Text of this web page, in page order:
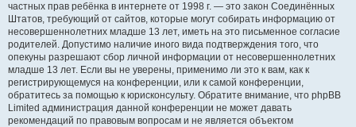
частных прав ребёнка в интернете от 1998 г. — это закон Соединённых
Штатов, требующий от сайтов, которые могут собирать информацию от
несовершеннолетних младше 13 лет, иметь на это письменное согласие
родителей. Допустимо наличие иного вида подтверждения того, что
опекуны разрешают сбор личной информации от несовершеннолетних
младше 13 лет. Если вы не уверены, применимо ли это к вам, как к
регистрирующемуся на конференции, или к самой конференции,
обратитесь за помощью к юрисконсульту. Обратите внимание, что phpBB
Limited администрация данной конференции не может давать
рекомендаций по правовым вопросам и не является объектом